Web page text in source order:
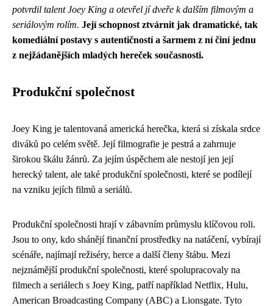
potvrdil talent Joey King a otevřel jí dveře k dalším filmovým a
seriálovým rolím. Její schopnost ztvárnit jak dramatické, tak
komediální postavy s autentičností a šarmem z ní činí jednu
z nejžádanějších mladých hereček současnosti.
Produkční společnost
Joey King je talentovaná americká herečka, která si získala srdce
diváků po celém světě. Její filmografie je pestrá a zahrnuje
širokou škálu žánrů. Za jejím úspěchem ale nestojí jen její
herecký talent, ale také produkční společnosti, které se podílejí
na vzniku jejích filmů a seriálů.
Produkční společnosti hrají v zábavním průmyslu klíčovou roli.
Jsou to ony, kdo shánějí finanční prostředky na natáčení, vybírají
scénáře, najímají režiséry, herce a další členy štábu. Mezi
nejznámější produkční společnosti, které spolupracovaly na
filmech a seriálech s Joey King, patří například Netflix, Hulu,
American Broadcasting Company (ABC) a Lionsgate. Tyto